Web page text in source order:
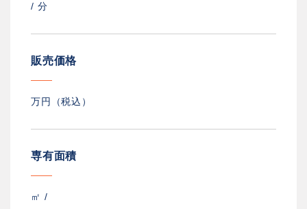
/ 分
販売価格
万円（税込）
専有面積
㎡ /